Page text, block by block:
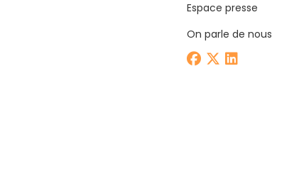
Espace presse
On parle de nous